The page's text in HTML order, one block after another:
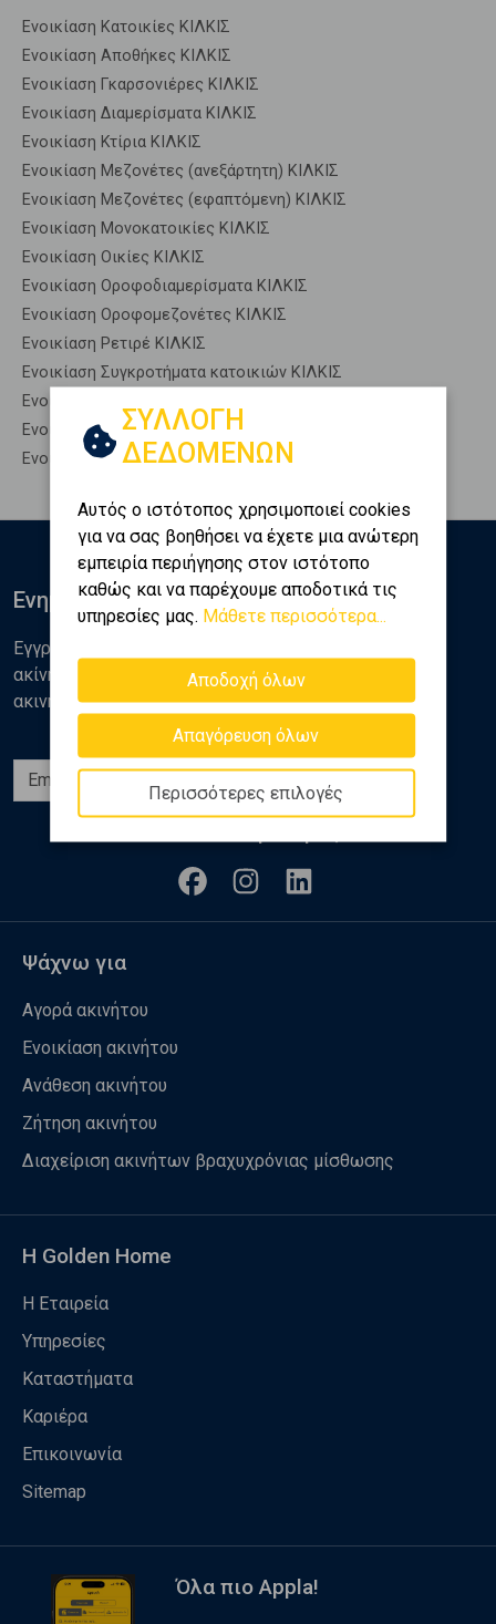
Ενοικίαση Κατοικίες ΚΙΛΚΙΣ
Ενοικίαση Αποθήκες ΚΙΛΚΙΣ
Ενοικίαση Γκαρσονιέρες ΚΙΛΚΙΣ
Ενοικίαση Διαμερίσματα ΚΙΛΚΙΣ
Ενοικίαση Κτίρια ΚΙΛΚΙΣ
Ενοικίαση Μεζονέτες (ανεξάρτητη) ΚΙΛΚΙΣ
Ενοικίαση Μεζονέτες (εφαπτόμενη) ΚΙΛΚΙΣ
Ενοικίαση Μονοκατοικίες ΚΙΛΚΙΣ
Ενοικίαση Οικίες ΚΙΛΚΙΣ
Ενοικίαση Οροφοδιαμερίσματα ΚΙΛΚΙΣ
Ενοικίαση Οροφομεζονέτες ΚΙΛΚΙΣ
Ενοικίαση Ρετιρέ ΚΙΛΚΙΣ
Ενοικίαση Συγκροτήματα κατοικιών ΚΙΛΚΙΣ
Ενοικίαση Υπόγεια ΚΙΛΚΙΣ
Ενοικίαση Υπόσκαφα ΚΙΛΚΙΣ
Ενοικίαση Υπολ. υψουν ΚΙΛΚΙΣ
ΣΥΛΛΟΓΗ
ΔΕΔΟΜΕΝΩΝ
Αυτός ο ιστότοπος χρησιμοποιεί cookies
για να σας βοηθήσει να έχετε μια ανώτερη
εμπειρία περιήγησης στον ιστότοπο
καθώς και να παρέχουμε αποδοτικά τις
υπηρεσίες μας. Μάθετε περισσότερα...
Αποδοχή όλων
Απαγόρευση όλων
Περισσότερες επιλογές
Ενημερωθείτε
Εγγραφείτε στο newsletter της Golden Home για νέα
ακίνητα, αναλύσεις και διάφορα θέματα της αγοράς
ακινήτων
Ψάχνω για
Αγορά ακινήτου
Ενοικίαση ακινήτου
Ανάθεση ακινήτου
Ζήτηση ακινήτου
Διαχείριση ακινήτων βραχυχρόνιας μίσθωσης
Η Golden Home
Η Εταιρεία
Υπηρεσίες
Καταστήματα
Καριέρα
Επικοινωνία
Sitemap
Όλα πιο Appla!